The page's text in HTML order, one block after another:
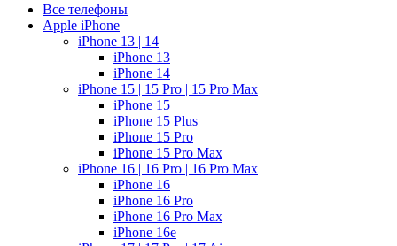
Все телефоны
Apple iPhone
iPhone 13 | 14
iPhone 13
iPhone 14
iPhone 15 | 15 Pro | 15 Pro Max
iPhone 15
iPhone 15 Plus
iPhone 15 Pro
iPhone 15 Pro Max
iPhone 16 | 16 Pro | 16 Pro Max
iPhone 16
iPhone 16 Pro
iPhone 16 Pro Max
iPhone 16e